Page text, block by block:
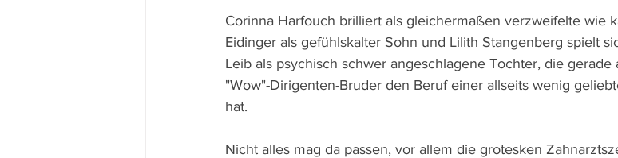
Corinna Harfouch brilliert als gleichermaßen verzweifelte wie
Eidinger als gefühlskalter Sohn und Lilith Stangenberg spielt
Leib als psychisch schwer angeschlagene Tochter, die
"Wow"-Dirigenten-Bruder den Beruf einer allseits wenig
hat.
Nicht alles mag da passen, vor allem die grotesken